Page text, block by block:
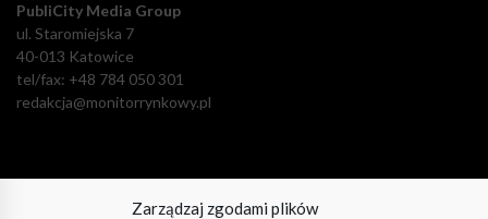
Zarządzaj zgodami plików
PubliCity Media Group
ul. Staromiejska 7
40-013 Katowice
tel/fax: +48 784 050 301
redakcja@monitorrynkowy.pl
Pozostańmy w kontakcie!